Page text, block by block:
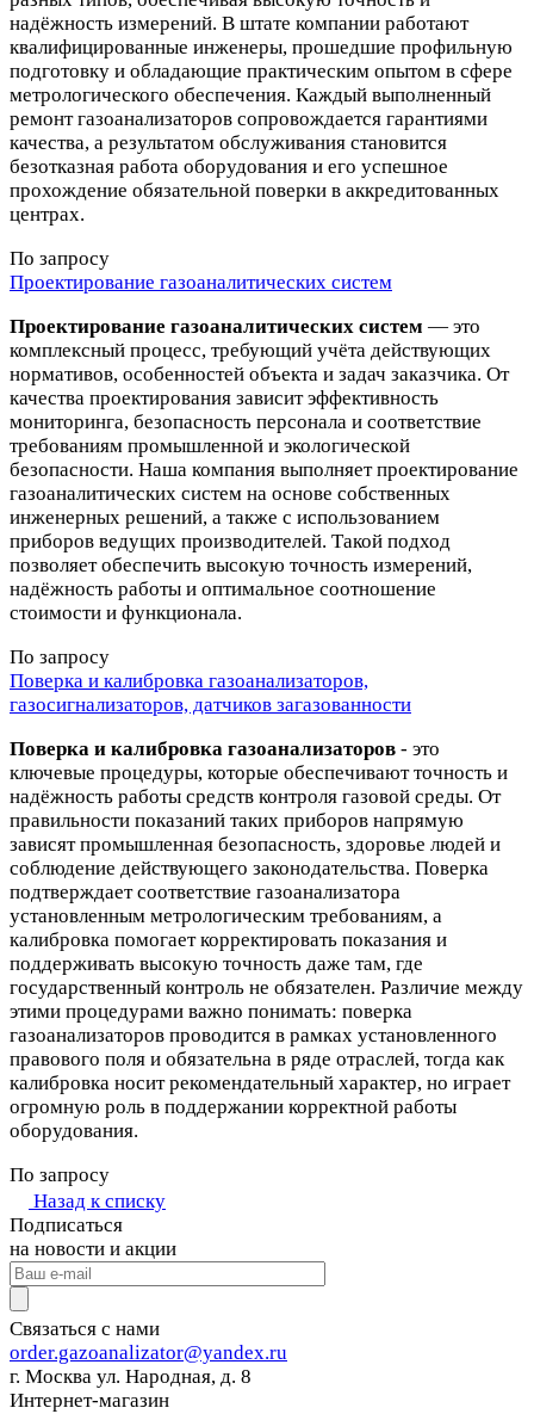
надёжность измерений. В штате компании работают
квалифицированные инженеры, прошедшие профильную
подготовку и обладающие практическим опытом в сфере
метрологического обеспечения. Каждый выполненный
ремонт газоанализаторов сопровождается гарантиями
качества, а результатом обслуживания становится
безотказная работа оборудования и его успешное
прохождение обязательной поверки в аккредитованных
центрах.
По запросу
Проектирование газоаналитических систем
Проектирование газоаналитических систем — это
комплексный процесс, требующий учёта действующих
нормативов, особенностей объекта и задач заказчика. От
качества проектирования зависит эффективность
мониторинга, безопасность персонала и соответствие
требованиям промышленной и экологической
безопасности. Наша компания выполняет проектирование
газоаналитических систем на основе собственных
инженерных решений, а также с использованием
приборов ведущих производителей. Такой подход
позволяет обеспечить высокую точность измерений,
надёжность работы и оптимальное соотношение
стоимости и функционала.
По запросу
Поверка и калибровка газоанализаторов,
газосигнализаторов, датчиков загазованности
Поверка и калибровка газоанализаторов - это
ключевые процедуры, которые обеспечивают точность и
надёжность работы средств контроля газовой среды. От
правильности показаний таких приборов напрямую
зависят промышленная безопасность, здоровье людей и
соблюдение действующего законодательства. Поверка
подтверждает соответствие газоанализатора
установленным метрологическим требованиям, а
калибровка помогает корректировать показания и
поддерживать высокую точность даже там, где
государственный контроль не обязателен. Различие между
этими процедурами важно понимать: поверка
газоанализаторов проводится в рамках установленного
правового поля и обязательна в ряде отраслей, тогда как
калибровка носит рекомендательный характер, но играет
огромную роль в поддержании корректной работы
оборудования.
По запросу
Назад к списку
Подписаться
на новости и акции
Связаться с нами
order.gazoanalizator@yandex.ru
г. Москва ул. Народная, д. 8
Интернет-магазин